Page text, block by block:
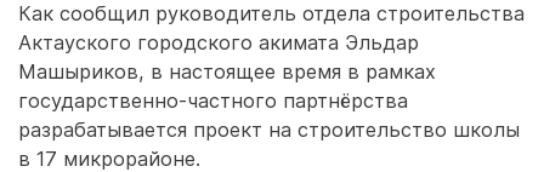
Как сообщил руководитель отдела строительства
Актауского городского акимата Эльдар
Машыриков, в настоящее время в рамках
государственно-частного партнёрства
разрабатывается проект на строительство школы
в 17 микрорайоне.